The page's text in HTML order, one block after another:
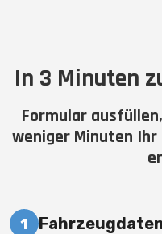
In 3 Minuten
Formular
weniger Minuten
1